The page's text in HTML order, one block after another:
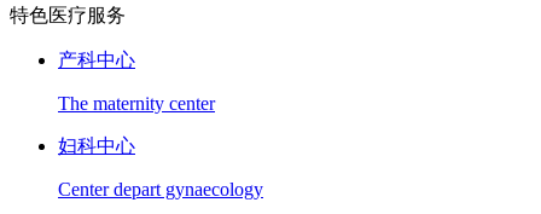
特色医疗服务
产科中心
The maternity center
妇科中心
Center depart gynaecology